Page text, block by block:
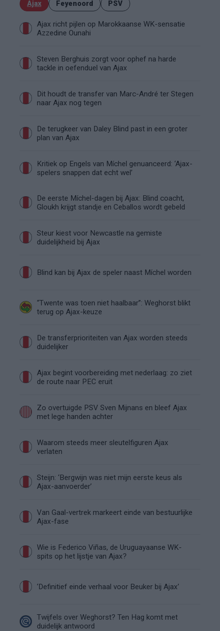
Ajax Feyenoord PSV
Ajax richt pijlen op Marokkaanse WK-sensatie
Azzedine Ounahi
Steven Berghuis zorgt voor ophef na harde
tackle in oefenduel van Ajax
Dit houdt de transfer van Marc-André ter Stegen
naar Ajax nog tegen
De terugkeer van Daley Blind past in een groter
plan van Ajax
Kritiek op Engels van Míchel genuanceerd: ‘Ajax-
spelers snappen dat echt wel’
De eerste Míchel-dagen bij Ajax: Blind coacht,
Gloukh krijgt standje en Ceballos wordt gebeld
Steur kiest voor Newcastle na gemiste
duidelijkheid bij Ajax
Blind kan bij Ajax de speler naast Míchel worden
“Twente was toen niet haalbaar”: Weghorst blikt
terug op Ajax-keuze
De transferprioriteiten van Ajax worden steeds
duidelijker
Ajax begint voorbereiding met nederlaag: zo ziet
de route naar PEC eruit
Zo overtuigde PSV Sven Mijnans en bleef Ajax
met lege handen achter
Waarom steeds meer sleutelfiguren Ajax
verlaten
Steijn: ‘Bergwijn was niet mijn eerste keus als
Ajax-aanvoerder’
Van Gaal-vertrek markeert einde van bestuurlijke
Ajax-fase
Wie is Federico Viñas, de Uruguayaanse WK-
spits op het lijstje van Ajax?
‘Definitief einde verhaal voor Beuker bij Ajax’
Twijfels over Weghorst? Ten Hag komt met
duidelijk antwoord